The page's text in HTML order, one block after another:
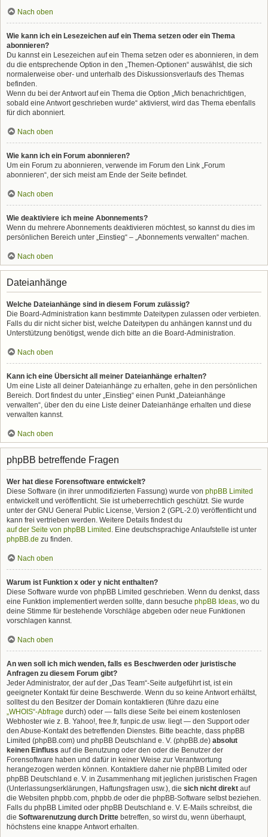
Nach oben
Wie kann ich ein Lesezeichen auf ein Thema setzen oder ein Thema
abonnieren?
Du kannst ein Lesezeichen auf ein Thema setzen oder es abonnieren, in dem
du die entsprechende Option in den „Themen-Optionen“ auswählst, die sich
normalerweise ober- und unterhalb des Diskussionsverlaufs des Themas
befinden.
Wenn du bei der Antwort auf ein Thema die Option „Mich benachrichtigen,
sobald eine Antwort geschrieben wurde“ aktivierst, wird das Thema ebenfalls
für dich abonniert.
Nach oben
Wie kann ich ein Forum abonnieren?
Um ein Forum zu abonnieren, verwende im Forum den Link „Forum
abonnieren“, der sich meist am Ende der Seite befindet.
Nach oben
Wie deaktiviere ich meine Abonnements?
Wenn du mehrere Abonnements deaktivieren möchtest, so kannst du dies im
persönlichen Bereich unter „Einstieg“ – „Abonnements verwalten“ machen.
Nach oben
Dateianhänge
Welche Dateianhänge sind in diesem Forum zulässig?
Die Board-Administration kann bestimmte Dateitypen zulassen oder verbieten.
Falls du dir nicht sicher bist, welche Dateitypen du anhängen kannst und du
Unterstützung benötigst, wende dich bitte an die Board-Administration.
Nach oben
Kann ich eine Übersicht all meiner Dateianhänge erhalten?
Um eine Liste all deiner Dateianhänge zu erhalten, gehe in den persönlichen
Bereich. Dort findest du unter „Einstieg“ einen Punkt „Dateianhänge
verwalten“, über den du eine Liste deiner Dateianhänge erhalten und diese
verwalten kannst.
Nach oben
phpBB betreffende Fragen
Wer hat diese Forensoftware entwickelt?
Diese Software (in ihrer unmodifizierten Fassung) wurde von phpBB Limited
entwickelt und veröffentlicht. Sie ist urheberrechtlich geschützt. Sie wurde
unter der GNU General Public License, Version 2 (GPL-2.0) veröffentlicht und
kann frei vertrieben werden. Weitere Details findest du
auf der Seite von phpBB Limited . Eine deutschsprachige Anlaufstelle ist unter
phpBB.de zu finden.
Nach oben
Warum ist Funktion x oder y nicht enthalten?
Diese Software wurde von phpBB Limited geschrieben. Wenn du denkst, dass
eine Funktion implementiert werden sollte, dann besuche phpBB Ideas, wo du
deine Stimme für bestehende Vorschläge abgeben oder neue Funktionen
vorschlagen kannst.
Nach oben
An wen soll ich mich wenden, falls es Beschwerden oder juristische
Anfragen zu diesem Forum gibt?
Jeder Administrator, der auf der „Das Team“-Seite aufgeführt ist, ist ein
geeigneter Kontakt für deine Beschwerde. Wenn du so keine Antwort erhältst,
solltest du den Besitzer der Domain kontaktieren (führe dazu eine
„WHOIS“-Abfrage durch) oder — falls diese Seite bei einem kostenlosen
Webhoster wie z. B. Yahoo!, free.fr, funpic.de usw. liegt — den Support oder
den Abuse-Kontakt des betreffenden Dienstes. Bitte beachte, dass phpBB
Limited (phpBB.com) und phpBB Deutschland e. V. (phpBB.de) absolut
keinen Einfluss auf die Benutzung oder den oder die Benutzer der
Forensoftware haben und dafür in keiner Weise zur Verantwortung
herangezogen werden können. Kontaktiere daher nie phpBB Limited oder
phpBB Deutschland e. V. in Zusammenhang mit jeglichen juristischen Fragen
(Unterlassungserklärungen, Haftungsfragen usw.), die sich nicht direkt auf
die Websiten phpbb.com, phpbb.de oder die phpBB-Software selbst beziehen.
Falls du phpBB Limited oder phpBB Deutschland e. V. E-Mails schreibst, die
die Softwarenutzung durch Dritte betreffen, so wirst du, wenn überhaupt,
höchstens eine knappe Antwort erhalten.